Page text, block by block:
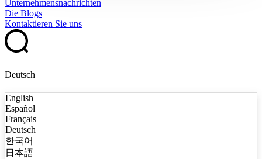
Unternehmensnachrichten
Die Blogs
Kontaktieren Sie uns
Deutsch
English
Español
Français
Deutsch
한국어
日本語